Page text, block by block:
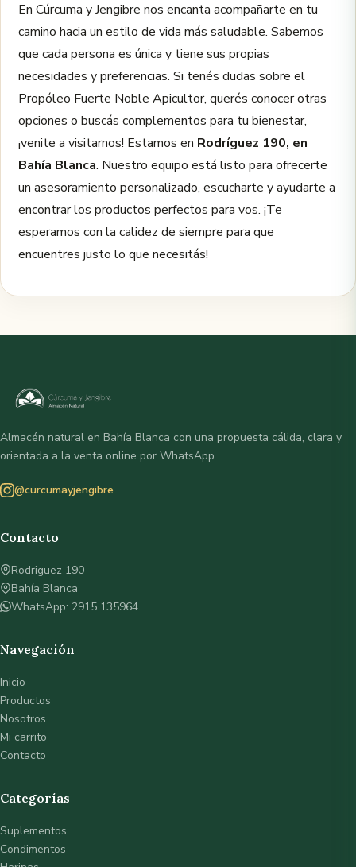
En Cúrcuma y Jengibre nos encanta acompañarte en tu
camino hacia un estilo de vida más saludable. Sabemos
que cada persona es única y tiene sus propias
necesidades y preferencias. Si tenés dudas sobre el
Propóleo Fuerte Noble Apicultor, querés conocer otras
opciones o buscás complementos para tu bienestar,
¡venite a visitarnos! Estamos en Rodríguez 190, en
Bahía Blanca. Nuestro equipo está listo para ofrecerte
un asesoramiento personalizado, escucharte y ayudarte a
encontrar los productos perfectos para vos. ¡Te
esperamos con la calidez de siempre para que
encuentres justo lo que necesitás!
Almacén natural en Bahía Blanca con una propuesta cálida, clara y
orientada a la venta online por WhatsApp.
@curcumayjengibre
Contacto
Rodriguez 190
Bahía Blanca
WhatsApp: 2915 135964
Navegación
Inicio
Productos
Nosotros
Mi carrito
Contacto
Categorías
Suplementos
Condimentos